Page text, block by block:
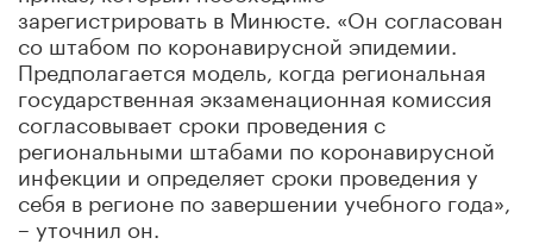
зарегистрировать в Минюсте. «Он согласован
со штабом по коронавирусной эпидемии.
Предполагается модель, когда региональная
государственная экзаменационная комиссия
согласовывает сроки проведения с
региональными штабами по коронавирусной
инфекции и определяет сроки проведения у
себя в регионе по завершении учебного года»,
– уточнил он.